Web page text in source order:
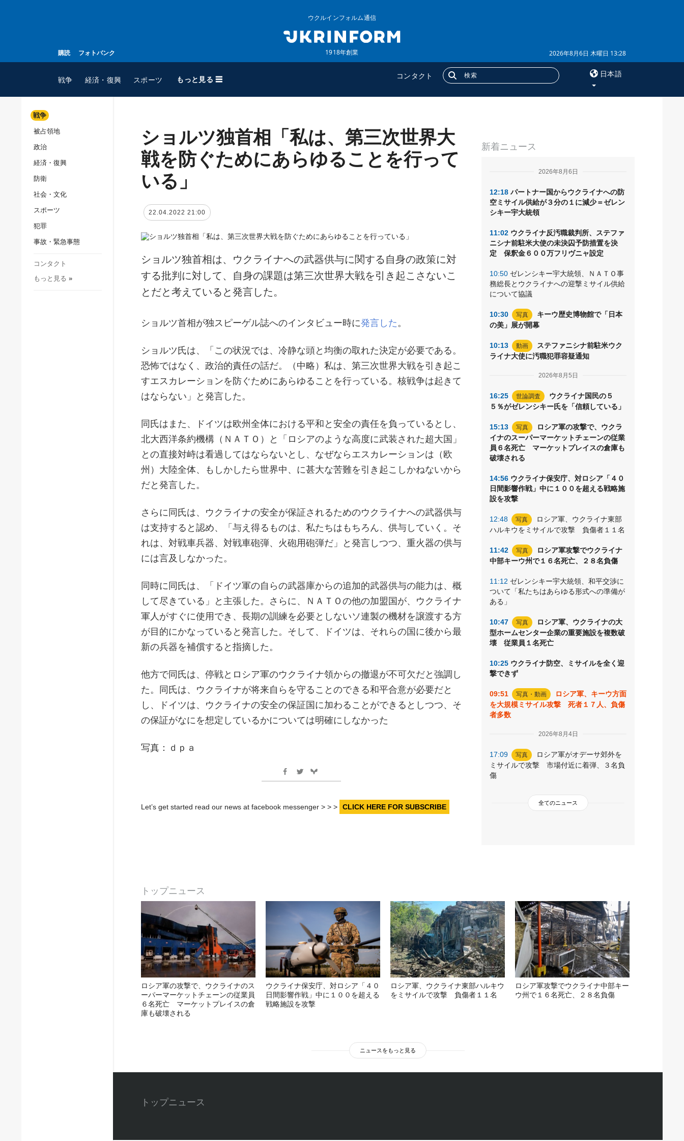
購読 フォトバンク
ウクルインフォルム通信
1918年創業 2026年8月6日 木曜日 13:28
戦争 経済・復興 スポーツ もっと見る ☰ コンタクト 日本語
スポーツ
ウクルインフォルム
ウクルインフォルムについ
て
追加
特集
インタビュー
購読
戦争
被占領地
政治
経済・復興
防衛
社会・文化
スポーツ
犯罪
事故・緊急事態
コンタクト
もっと見る »
新着ニュース
2026年8月6日
12:18 パートナー国からウクライナへの防
空ミサイル供給が３分の１に減少＝ゼレン
シキー宇大統領
11:02 ウクライナ反汚職裁判所、ステファ
ニシナ前駐米大使の未決囚予防措置を決
定 保釈金６００万フリヴニャ設定
10:50 ゼレンシキー宇大統領、ＮＡＴＯ事
務総長とウクライナへの迎撃ミサイル供給
について協議
10:30 写真
キーウ歴史博物館で「日本
の美」展が開幕
10:13 動画
ステファニシナ前駐米ウク
ライナ大使に汚職犯罪容疑通知
2026年8月5日
16:25 世論調査
ウクライナ国民の５
５％がゼレンシキー氏を「信頼している」
15:13 写真
ロシア軍の攻撃で、ウクラ
イナのスーパーマーケットチェーンの従業
員６名死亡 マーケットプレイスの倉庫も
破壊される
14:56 ウクライナ保安庁、対ロシア「４０
日間影響作戦」中に１００を超える戦略施
設を攻撃
12:48 写真
ロシア軍、ウクライナ東部
ハルキウをミサイルで攻撃 負傷者１１名
11:42 写真
ロシア軍攻撃でウクライナ
中部キーウ州で１６名死亡、２８名負傷
11:12 ゼレンシキー宇大統領、和平交渉に
ついて「私たちはあらゆる形式への準備が
ある」
10:47 写真
ロシア軍、ウクライナの大
型ホームセンター企業の重要施設を複数破
壊 従業員１名死亡
10:25 ウクライナ防空、ミサイルを全く迎
撃できず
09:51 写真・動画
ロシア軍、キーウ方面
を大規模ミサイル攻撃 死者１７人、負傷
者多数
2026年8月4日
17:09 写真
ロシア軍がオデーサ郊外を
ミサイルで攻撃 市場付近に着弾、３名負
傷
全てのニュース
ショルツ独首相「私は、第三次世界大
戦を防ぐためにあらゆることを行って
いる」
22.04.2022 21:00
ショルツ独首相は、ウクライナへの武器供与に関する自身の政策に対
する批判に対して、自身の課題は第三次世界大戦を引き起こさないこ
とだと考えていると発言した。
ショルツ首相が独スピーゲル誌へのインタビュー時に発言した 。
ショルツ氏は、「この状況では、冷静な頭と均衡の取れた決定が必要である。
恐怖ではなく、政治的責任の話だ。（中略）私は、第三次世界大戦を引き起こ
すエスカレーションを防ぐためにあらゆることを行っている。核戦争は起きて
はならない」と発言した。
同氏はまた、ドイツは欧州全体における平和と安全の責任を負っているとし、
北大西洋条約機構（ＮＡＴＯ）と「ロシアのような高度に武装された超大国」
との直接対峙は看過してはならないとし、なぜならエスカレーションは（欧
州）大陸全体、もしかしたら世界中、に甚大な苦難を引き起こしかねないから
だと発言した。
さらに同氏は、ウクライナの安全が保証されるためのウクライナへの武器供与
は支持すると認め、「与え得るものは、私たちはもちろん、供与していく。そ
れは、対戦車兵器、対戦車砲弾、火砲用砲弾だ」と発言しつつ、重火器の供与
には言及しなかった。
同時に同氏は、「ドイツ軍の自らの武器庫からの追加的武器供与の能力は、概
して尽きている」と主張した。さらに、ＮＡＴＯの他の加盟国が、ウクライナ
軍人がすぐに使用でき、長期の訓練を必要としないソ連製の機材を譲渡する方
が目的にかなっていると発言した。そして、ドイツは、それらの国に後から最
新の兵器を補償すると指摘した。
他方で同氏は、停戦とロシア軍のウクライナ領からの撤退が不可欠だと強調し
た。同氏は、ウクライナが将来自らを守ることのできる和平合意が必要だと
し、ドイツは、ウクライナの安全の保証国に加わることができるとしつつ、そ
の保証がなにを想定しているかについては明確にしなかった
写真：ｄｐａ
Let’s get started read our news at facebook messenger > > > CLICK HERE FOR SUBSCRIBE
トップニュース
ロシア軍の攻撃で、ウクライナのス
ーパーマーケットチェーンの従業員
６名死亡 マーケットプレイスの倉
庫も破壊される
ウクライナ保安庁、対ロシア「４０
日間影響作戦」中に１００を超える
戦略施設を攻撃
ロシア軍、ウクライナ東部ハルキウ
をミサイルで攻撃 負傷者１１名
ロシア軍攻撃でウクライナ中部キー
ウ州で１６名死亡、２８名負傷
ニュースをもっと見る
トップニュース